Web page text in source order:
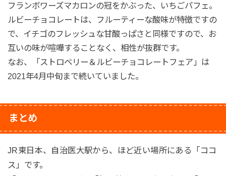
フランボワーズマカロンの冠をかぶった、いちごパフェ。
ルビーチョコレートは、フルーティーな酸味が特徴ですの
で、イチゴのフレッシュな甘酸っぱさと同様ですので、お
互いの味が喧嘩することなく、相性が抜群です。
なお、「ストロベリー＆ルビーチョコレートフェア」は
2021年4月中旬まで続いていました。
まとめ
JR東日本、自治医大駅から、ほど近い場所にある「ココ
ス」です。